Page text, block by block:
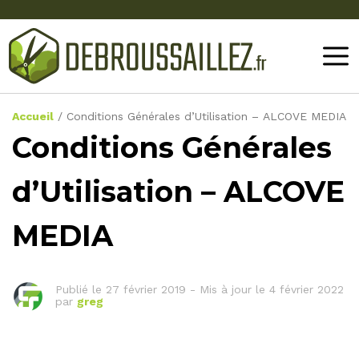
Accueil / Conditions Générales d’Utilisation – ALCOVE MEDIA
Conditions Générales
d’Utilisation – ALCOVE
MEDIA
Publié le 27 février 2019 - Mis à jour le 4 février 2022
par greg